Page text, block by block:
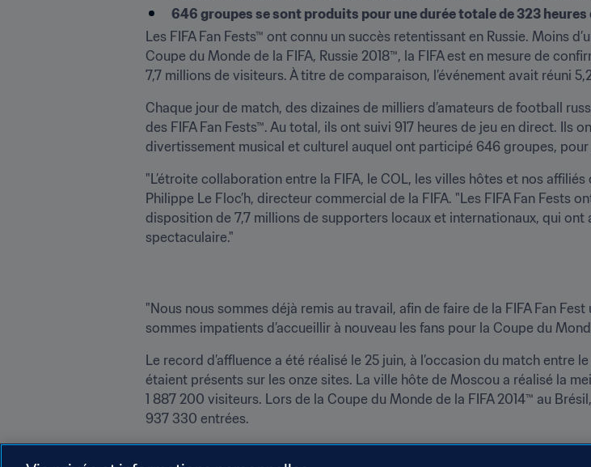
646 groupes se sont produits pour une durée totale de 323 heures
Les FIFA Fan Fests™ ont connu un succès retentissant en Russie. Moins
Coupe du Monde de la FIFA, Russie 2018™, la FIFA est en mesure de
7,7 millions de visiteurs. À titre de comparaison, l’événement avait réuni
Chaque jour de match, des dizaines de milliers d’amateurs de football
des FIFA Fan Fests™. Au total, ils ont suivi 917 heures de jeu en direct.
divertissement musical et culturel auquel ont participé 646 groupes, pour
"L’étroite collaboration entre la FIFA, le COL, les villes hôtes et nos
Philippe Le Floc’h, directeur commercial de la FIFA. "Les FIFA Fan Fests
disposition de 7,7 millions de supporters locaux et internationaux, qui
spectaculaire."
"Nous nous sommes déjà remis au travail, afin de faire de la FIFA Fan
sommes impatients d’accueillir à nouveau les fans pour la Coupe du
Le record d’affluence a été réalisé le 25 juin, à l’occasion du match entre
étaient présents sur les onze sites. La ville hôte de Moscou a réalisé la
1 887 200 visiteurs. Lors de la Coupe du Monde de la FIFA 2014™ au
937 330 entrées.
La FIFA Fan Fest™ fait partie du programme officiel de la Coupe du